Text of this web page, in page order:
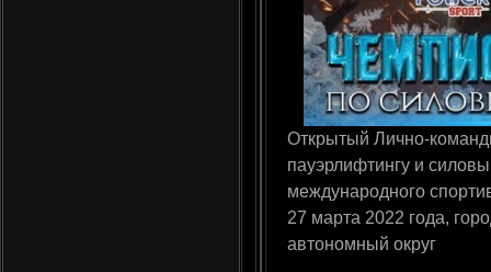
Открытый Лично-
пауэрлифтингу и
международного
27 марта 2022 года,
автономный округ